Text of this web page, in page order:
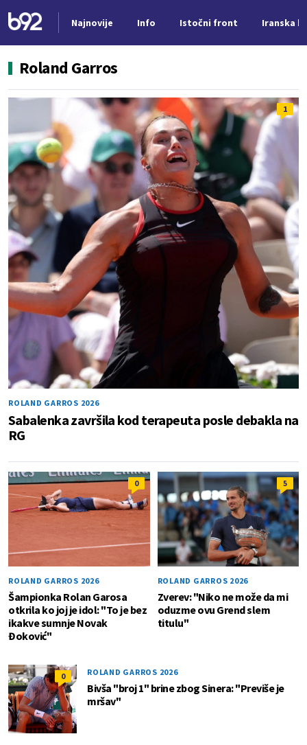
Najnovije Info Istočni front Iranska
Roland Garros
1
ROLAND GARROS 2026
Sabalenka završila kod terapeuta posle debakla na
RG
0
ROLAND GARROS 2026
Šampionka Rolan Garosa
otkrila ko joj je idol: "To je bez
ikakve sumnje Novak
Đoković"
5
ROLAND GARROS 2026
Zverev: "Niko ne može da mi
oduzme ovu Grend slem
titulu"
0 ROLAND GARROS 2026
Bivša "broj 1" brine zbog Sinera: "Previše je
mršav"